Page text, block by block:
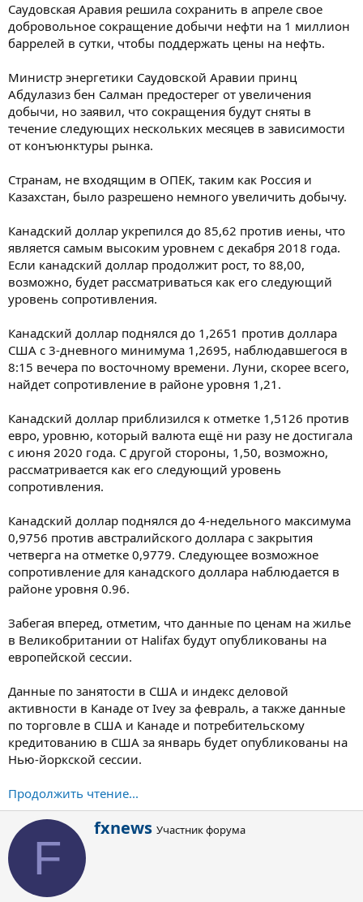
Саудовская Аравия решила сохранить в апреле свое
добровольное сокращение добычи нефти на 1 миллион
баррелей в сутки, чтобы поддержать цены на нефть.
Министр энергетики Саудовской Аравии принц
Абдулазиз бен Салман предостерег от увеличения
добычи, но заявил, что сокращения будут сняты в
течение следующих нескольких месяцев в зависимости
от конъюнктуры рынка.
Странам, не входящим в ОПЕК, таким как Россия и
Казахстан, было разрешено немного увеличить добычу.
Канадский доллар укрепился до 85,62 против иены, что
является самым высоким уровнем с декабря 2018 года.
Если канадский доллар продолжит рост, то 88,00,
возможно, будет рассматриваться как его следующий
уровень сопротивления.
Канадский доллар поднялся до 1,2651 против доллара
США с 3-дневного минимума 1,2695, наблюдавшегося в
8:15 вечера по восточному времени. Луни, скорее всего,
найдет сопротивление в районе уровня 1,21.
Канадский доллар приблизился к отметке 1,5126 против
евро, уровню, который валюта ещё ни разу не достигала
с июня 2020 года. С другой стороны, 1,50, возможно,
рассматривается как его следующий уровень
сопротивления.
Канадский доллар поднялся до 4-недельного максимума
0,9756 против австралийского доллара с закрытия
четверга на отметке 0,9779. Следующее возможное
сопротивление для канадского доллара наблюдается в
районе уровня 0.96.
Забегая вперед, отметим, что данные по ценам на жилье
в Великобритании от Halifax будут опубликованы на
европейской сессии.
Данные по занятости в США и индекс деловой
активности в Канаде от Ivey за февраль, а также данные
по торговле в США и Канаде и потребительскому
кредитованию в США за январь будет опубликованы на
Нью-йоркской сессии.
Продолжить чтение...
F
А
в
fxnews Участник форума